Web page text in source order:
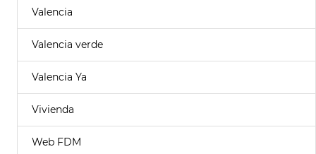
Valencia
Valencia verde
Valencia Ya
Vivienda
Web FDM